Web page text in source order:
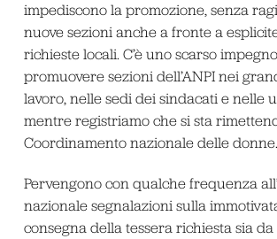
impediscono la promozione, senza
nuove sezioni anche a fronte a
richieste locali. C’è uno scarso
promuovere sezioni dell’ANPI nei
lavoro, nelle sedi dei sindacati e nelle
mentre registriamo che si sta
Coordinamento nazionale delle donne.
Pervengono con qualche frequenza
nazionale segnalazioni sulla
consegna della tessera richiesta sia